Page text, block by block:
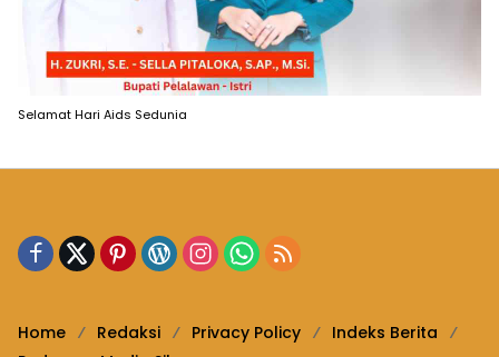
Selamat Hari Aids Sedunia
Home Redaksi Privacy Policy
Indeks Berita